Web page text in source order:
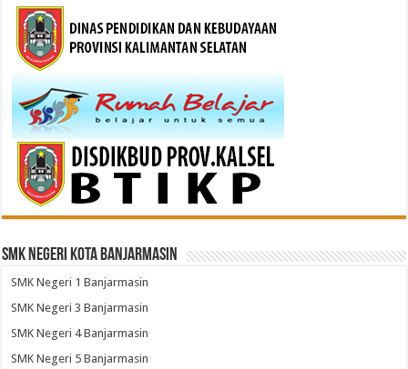
SMK Negeri Kota Banjarmasin
SMK Negeri 1 Banjarmasin
SMK Negeri 3 Banjarmasin
SMK Negeri 4 Banjarmasin
SMK Negeri 5 Banjarmasin